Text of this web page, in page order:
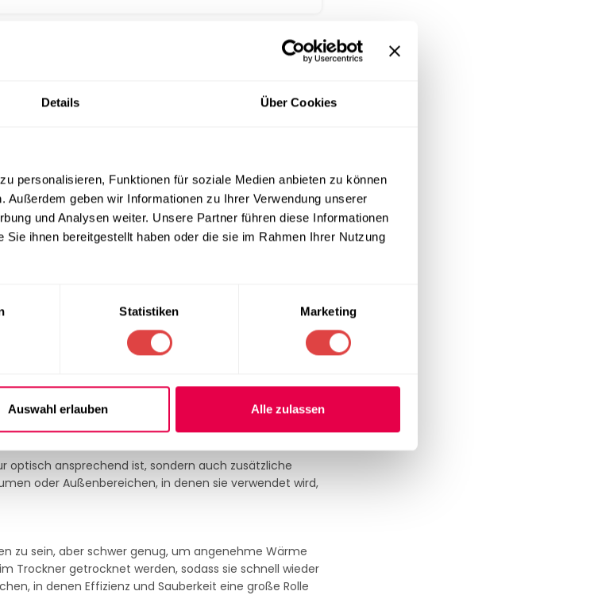
Details Über Cookies
personalisieren, Funktionen für soziale Medien anbieten zu können
geben wir Informationen zu Ihrer Verwendung unserer
und Analysen weiter. Unsere Partner führen diese Informationen
ihnen bereitgestellt haben oder die sie im Rahmen Ihrer Nutzung
Statistiken Marketing
Auswahl erlauben Alle zulassen
– Luxuriöse Kuscheldecke
Altrosa
. Diese hochwertige Decke
luxuriöse Cashmere-Feeling erinnert. Dank der
auch atmungsaktiv und feuchtigkeitsausgleichend.
Hotellerie oder Eventmanagement, wo
richtige Maß an Wärme, ohne dabei zu schwer zu
für Gäste bei besonderen Anlässen.
auch besonders pflegeleicht. Das Material zeichnet
auch bei längerer Nutzung gewährleistet. Die
idealen Wahl für den intensiven Einsatz in
optisch ansprechend ist, sondern auch zusätzliche
oder Außenbereichen, in denen sie verwendet wird,
zu sein, aber schwer genug, um angenehme Wärme
Trockner getrocknet werden, sodass sie schnell wieder
in denen Effizienz und Sauberkeit eine große Rolle